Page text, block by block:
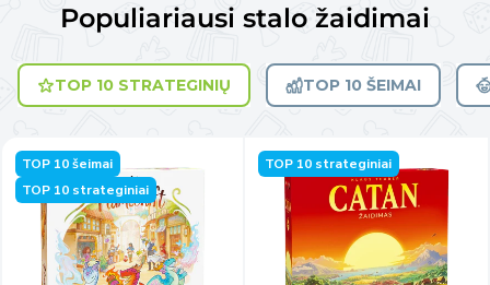
Populiariausi stalo žaidimai
TOP 10 STRATEGINIŲ TOP 10 ŠEIMAI
TOP 10 šeimai
TOP 10 strateginiai
TOP 10 strateginiai